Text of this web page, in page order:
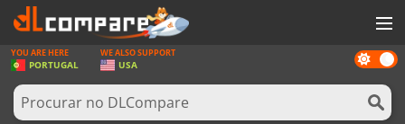
JOGOS
GAME CARDS
Dark
mode
YOU ARE HERE
PORTUGAL
WE ALSO SUPPORT
USA